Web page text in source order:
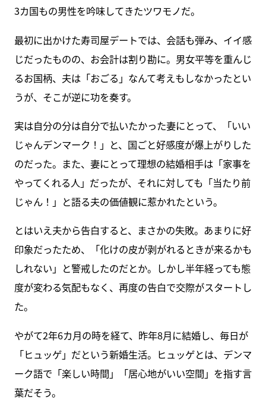
3カ国もの男性を吟味してきたツワモノだ。
最初に出かけた寿司屋デートでは、会話も弾み、イイ感
じだったものの、お会計は割り勘に。男女平等を重んじ
るお国柄、夫は「おごる」なんて考えもしなかったとい
うが、そこが逆に功を奏す。
実は自分の分は自分で払いたかった妻にとって、「いい
じゃんデンマーク！」と、国ごと好感度が爆上がりした
のだった。また、妻にとって理想の結婚相手は「家事を
やってくれる人」だったが、それに対しても「当たり前
じゃん！」と語る夫の価値観に惹かれたという。
とはいえ夫から告白すると、まさかの失敗。あまりに好
印象だったため、「化けの皮が剥がれるときが来るかも
しれない」と警戒したのだとか。しかし半年経っても態
度が変わる気配もなく、再度の告白で交際がスタートし
た。
やがて2年6カ月の時を経て、昨年8月に結婚し、毎日が
「ヒュッゲ」だという新婚生活。ヒュッゲとは、デンマ
ーク語で「楽しい時間」「居心地がいい空間」を指す言
葉だそう。